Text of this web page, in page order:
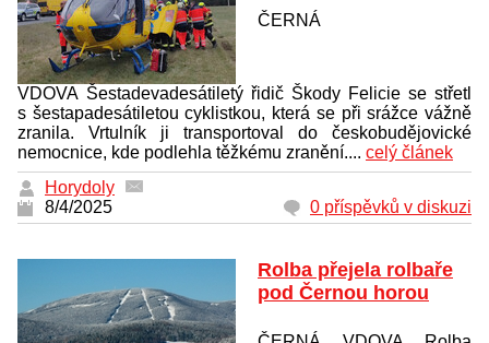
ČERNÁ
VDOVA Šestadevadesátiletý řidič Škody Felicie se střetl
s šestapadesátiletou cyklistkou, která se při srážce vážně
zranila. Vrtulník ji transportoval do českobudějovické
nemocnice, kde podlehla těžkému zranění.... celý článek
Horydoly
8/4/2025
0 příspěvků v diskuzi
Rolba přejela rolbaře
pod Černou horou